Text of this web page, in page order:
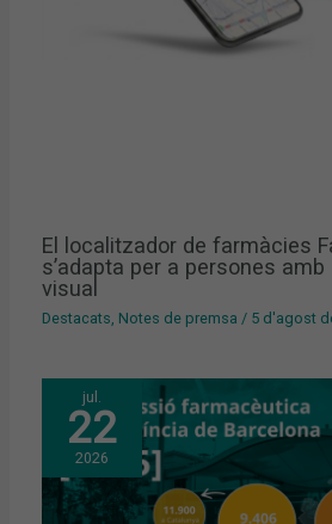
El localitzador de farmàcies
s’adapta per a persones
visual
Destacats, Notes de premsa / 5 d'agost
jul.
22
2026